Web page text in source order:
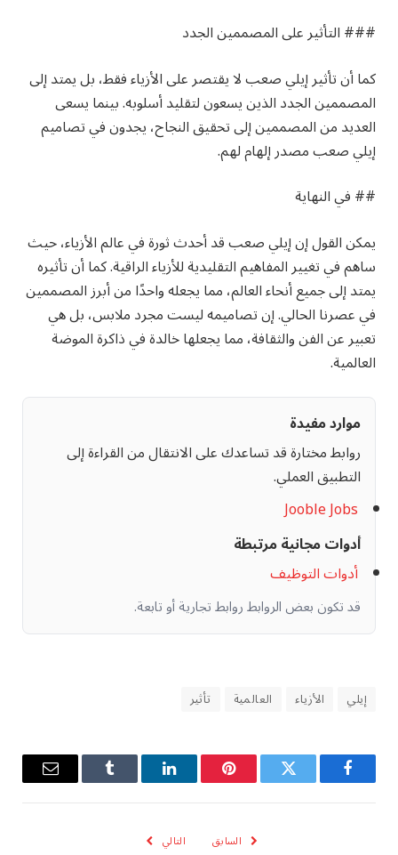
### التأثير على المصممين الجدد
كما أن تأثير إيلي صعب لا يقتصر على الأزياء فقط، بل يمتد إلى
المصممين الجدد الذين يسعون لتقليد أسلوبه. بينما يسعى
العديد من المصممين إلى تحقيق النجاح، يجدون في تصاميم
إيلي صعب مصدر إلهام لهم.
## في النهاية
يمكن القول إن إيلي صعب قد أحدث ثورة في عالم الأزياء، حيث
ساهم في تغيير المفاهيم التقليدية للأزياء الراقية. كما أن تأثيره
يمتد إلى جميع أنحاء العالم، مما يجعله واحدًا من أبرز المصممين
في عصرنا الحالي. إن تصاميمه ليست مجرد ملابس، بل هي
تعبير عن الفن والثقافة، مما يجعلها خالدة في ذاكرة الموضة
العالمية.
موارد مفيدة
روابط مختارة قد تساعدك على الانتقال من القراءة إلى
التطبيق العملي.
Jooble Jobs
أدوات مجانية مرتبطة
أدوات التوظيف
قد تكون بعض الروابط روابط تجارية أو تابعة.
إيلي الأزياء العالمية تأثير
فيسبوك تويتر بينتيريستلينكدإن Tumblr
البريد
السابق التالي